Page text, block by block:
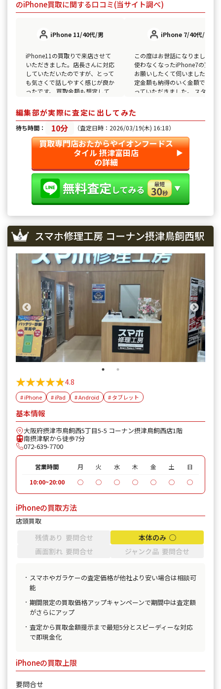
のiPhone買取に関する口コミ(当サイト調べ)
iPhone 11/40代/男
iPhone11の買取りで来店させて
いただきました。店長さんに対応
していただいたのですが、とって
も気さくで話しやすく感じが良か
ったです。 買取金額も想定して
にしていただけたので大満足でし
た。
iPhone 7/40代/女
この度はお世話になりました。
使わなくなったiPhone7の買取
お願いしたくて伺いました。 査
定金額も納得のいく金額で引き
っていただきました。 スタッフ
機会があればよろしくお願い致
ます。
編集部が実際に査定に出してみた
待ち時間： 10分 （査定日時：2026/03/19(木) 16:18）
買取専門店おたからやイオンフードス
タイル 摂津富田店
の詳細
▶︎
スマホ修理工房 コーナン摂津鳥飼西駅
★★★★★
★★★★★4.8
# iPhone # iPad # Android # タブレット
基本情報
大阪府摂津市鳥飼西5丁目5-5 コーナン摂津鳥飼西店1階
南摂津駅から徒歩7分
072-639-7700
営業時間 月 火 水 木 金 土
日
10:00~20:00
◯ ◯ ◯ ◯ ◯ ◯ ◯
iPhoneの買取方法
店頭買取
残債あり 要問合せ
本体のみ ◯
画面割れ 要問合せ
ジャンク品 要問合せ
スマホやガラケーの査定価格が他社より安い場合は相談可
能
期間限定の買取価格アップキャンペーンで期間中は査定額
がさらにアップ
査定から買取金額提示まで最短5分とスピーディーな対応
で即現金化
iPhoneの買取上限
要問合せ